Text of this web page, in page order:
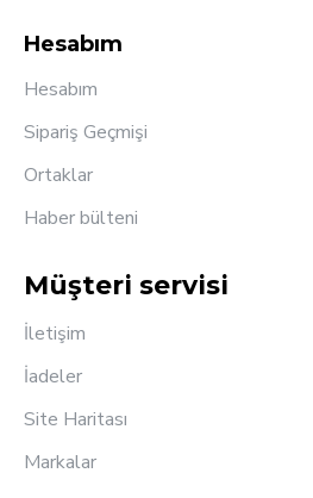
Hesabım
Hesabım
Sipariş Geçmişi
Ortaklar
Haber bülteni
Müşteri servisi
İletişim
İadeler
Site Haritası
Markalar